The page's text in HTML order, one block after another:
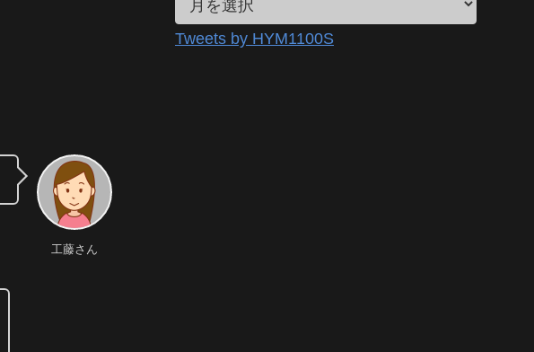
工藤さん
Tweets by HYM1100S